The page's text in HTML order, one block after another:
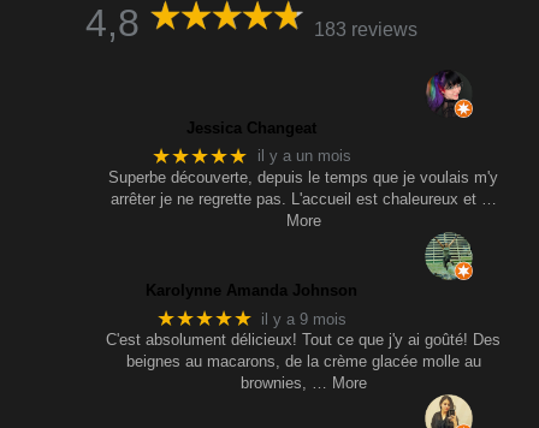
4,8 183 reviews
Jessica Changeat
★★★★★
il y a un mois
Superbe découverte, depuis le temps que je voulais m'y
arrêter je ne regrette pas. L'accueil est chaleureux et
More
Karolynne Amanda Johnson
★★★★★ il y a 9 mois
C'est absolument délicieux! Tout ce que j'y ai goûté! Des
beignes au macarons, de la crème glacée molle au
brownies, … More